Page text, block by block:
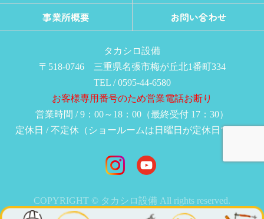
事業所概要
お問い合わせ
タカシロ設備
〒518-0746 三重県名張市梅が丘北1番町334
TEL / 0595-44-6580
お客様専用番号のため営業電話お断り
営業時間 / 9：00～18：00（最終受付 17：30）
定休日 / 不定休（ショールームは日曜日が定休日です）
COPYRIGHT © タカシロ設備 All rights reserved.